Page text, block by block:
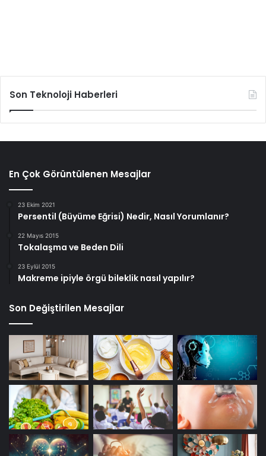
Son Teknoloji Haberleri
En Çok Görüntülenen Mesajlar
23 Ekim 2021
Persentil (Büyüme Eğrisi) Nedir, Nasıl Yorumlanır?
22 Mayıs 2015
Tokalaşma ve Beden Dili
23 Eylül 2015
Makreme ipiyle örgü bileklik nasıl yapılır?
Son Değiştirilen Mesajlar